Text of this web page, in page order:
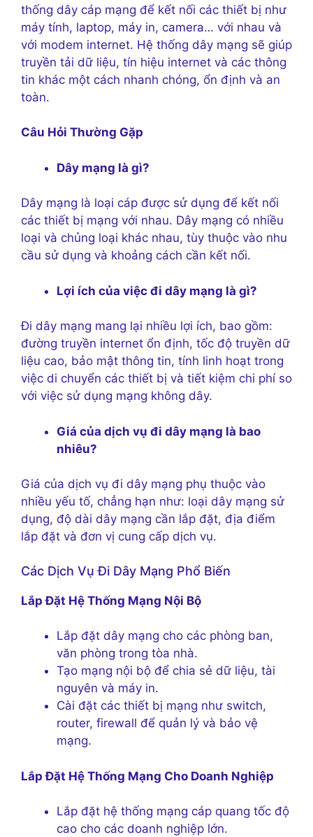
thống dây cáp mạng để kết nối các thiết bị như
máy tính, laptop, máy in, camera… với nhau và
với modem internet. Hệ thống dây mạng sẽ giúp
truyền tải dữ liệu, tín hiệu internet và các thông
tin khác một cách nhanh chóng, ổn định và an
toàn.
Câu Hỏi Thường Gặp
Dây mạng là gì?
Dây mạng là loại cáp được sử dụng để kết nối
các thiết bị mạng với nhau. Dây mạng có nhiều
loại và chủng loại khác nhau, tùy thuộc vào nhu
cầu sử dụng và khoảng cách cần kết nối.
Lợi ích của việc đi dây mạng là gì?
Đi dây mạng mang lại nhiều lợi ích, bao gồm:
đường truyền internet ổn định, tốc độ truyền dữ
liệu cao, bảo mật thông tin, tính linh hoạt trong
việc di chuyển các thiết bị và tiết kiệm chi phí so
với việc sử dụng mạng không dây.
Giá của dịch vụ đi dây mạng là bao
nhiêu?
Giá của dịch vụ đi dây mạng phụ thuộc vào
nhiều yếu tố, chẳng hạn như: loại dây mạng sử
dụng, độ dài dây mạng cần lắp đặt, địa điểm
lắp đặt và đơn vị cung cấp dịch vụ.
Các Dịch Vụ Đi Dây Mạng Phổ Biến
Lắp Đặt Hệ Thống Mạng Nội Bộ
Lắp đặt dây mạng cho các phòng ban,
văn phòng trong tòa nhà.
Tạo mạng nội bộ để chia sẻ dữ liệu, tài
nguyên và máy in.
Cài đặt các thiết bị mạng như switch,
router, firewall để quản lý và bảo vệ
mạng.
Lắp Đặt Hệ Thống Mạng Cho Doanh Nghiệp
Lắp đặt hệ thống mạng cáp quang tốc độ
cao cho các doanh nghiệp lớn.